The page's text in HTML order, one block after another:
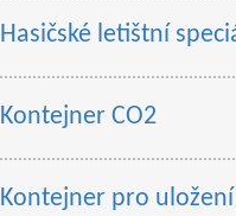
Hasičské letištní
Kontejner CO2
Kontejner pro uložení